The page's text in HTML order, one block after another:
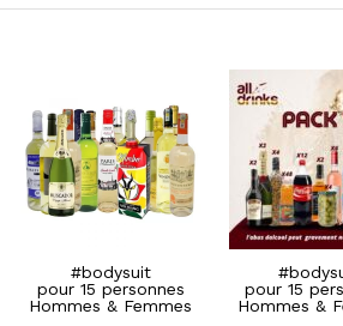
#bodysuit
pour 15 personnes
Hommes & Femmes
pour 15
Hommes &
#SylverDop
pour 15